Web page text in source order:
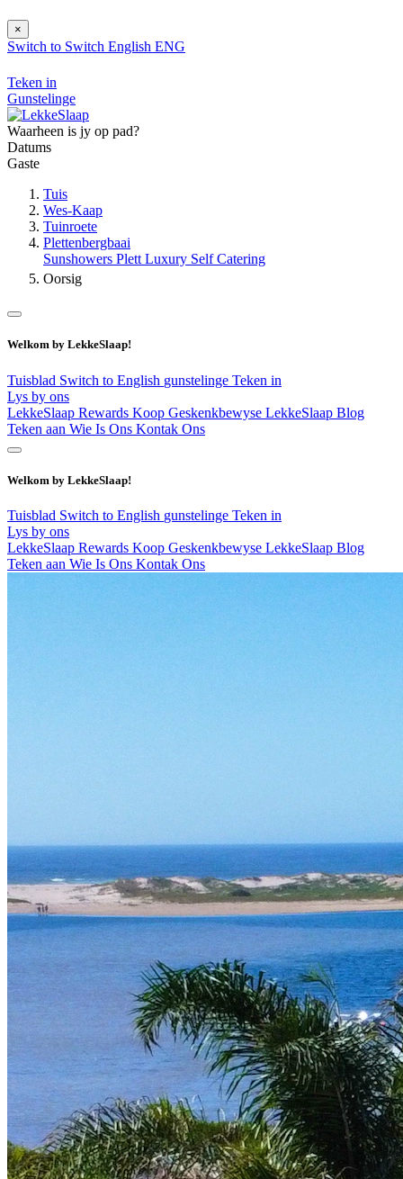
×
Switch to Switch English ENG
Teken in
Gunstelinge
Waarheen is jy op pad?
Datums
Gaste
Tuis
Wes-Kaap
Tuinroete
Plettenbergbaai
Sunshowers Plett Luxury Self Catering
Oorsig
Welkom by LekkeSlaap!
Tuisblad Switch to English gunstelinge Teken in
Lys by ons
LekkeSlaap Rewards Koop Geskenkbewyse LekkeSlaap Blog
Teken aan Wie Is Ons Kontak Ons
Welkom by LekkeSlaap!
Tuisblad Switch to English gunstelinge Teken in
Lys by ons
LekkeSlaap Rewards Koop Geskenkbewyse LekkeSlaap Blog
Teken aan Wie Is Ons Kontak Ons